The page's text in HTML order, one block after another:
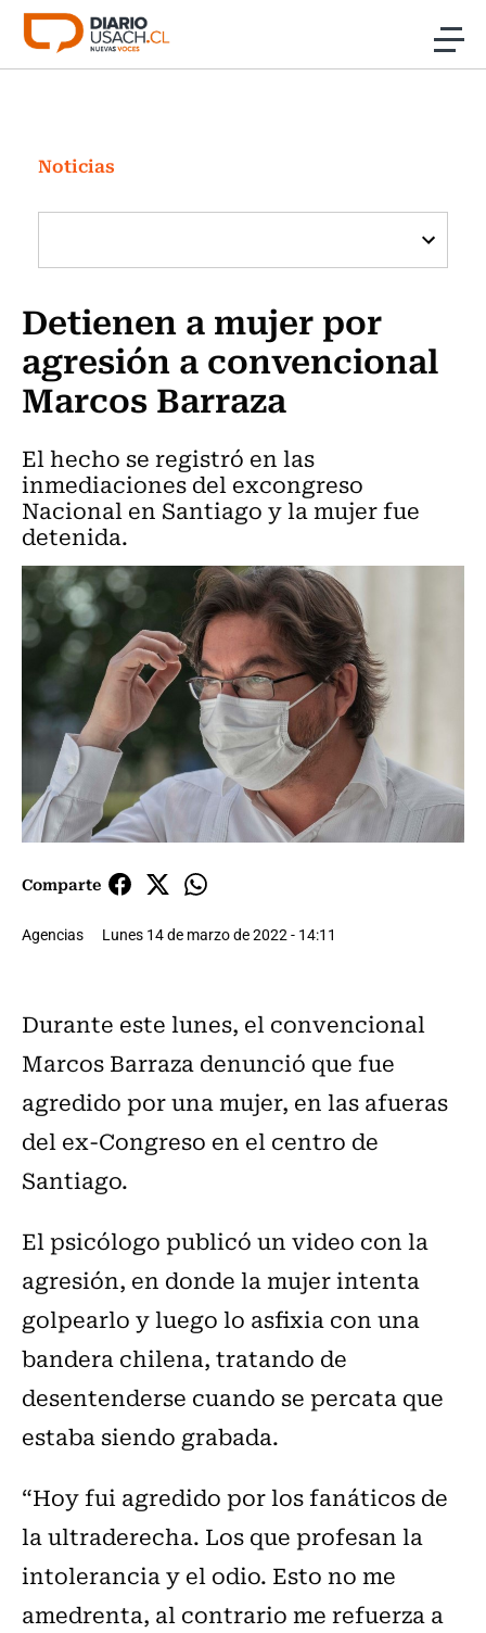
Click acá para ir directamente al contenido
Investigación
Cultura
Programas Radio y TV Usach
Noticias
Detienen a mujer por
agresión a convencional
Marcos Barraza
El hecho se registró en las
inmediaciones del excongreso
Nacional en Santiago y la mujer fue
detenida.
Comparte
Agencias Lunes 14 de marzo de 2022 - 14:11
Durante este lunes, el convencional
Marcos Barraza denunció que fue
agredido por una mujer, en las afueras
del ex-Congreso en el centro de
Santiago.
El psicólogo publicó un video con la
agresión, en donde la mujer intenta
golpearlo y luego lo asfixia con una
bandera chilena, tratando de
desentenderse cuando se percata que
estaba siendo grabada.
“Hoy fui agredido por los fanáticos de
la ultraderecha. Los que profesan la
intolerancia y el odio. Esto no me
amedrenta, al contrario me refuerza a